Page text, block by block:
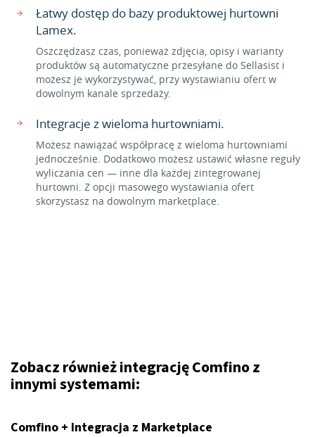
Łatwy dostęp do bazy produktowej hurtowni
Lamex.
Oszczędzasz czas, ponieważ zdjęcia, opisy i warianty
produktów są automatyczne przesyłane do Sellasist i
możesz je wykorzystywać, przy wystawianiu ofert w
dowolnym kanale sprzedaży.
Integracje z wieloma hurtowniami.
Możesz nawiązać współpracę z wieloma hurtowniami
jednocześnie. Dodatkowo możesz ustawić własne reguły
wyliczania cen — inne dla każdej zintegrowanej
hurtowni. Z opcji masowego wystawiania ofert
skorzystasz na dowolnym marketplace.
Zobacz również integrację Comfino z
innymi systemami:
Comfino + Integracja z Marketplace